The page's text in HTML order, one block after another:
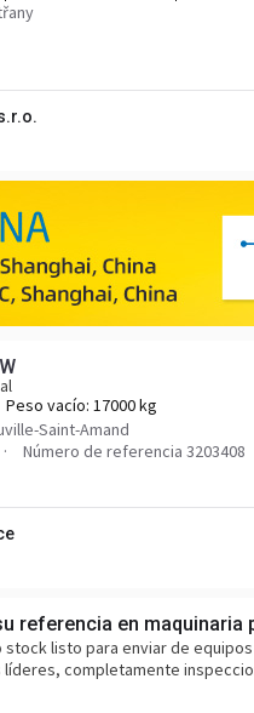
Peso vacío: 17000 kg
Saint-Amand
Número de referencia 3203408
referencia en maquinaria
stock listo para enviar de
líderes, completamente